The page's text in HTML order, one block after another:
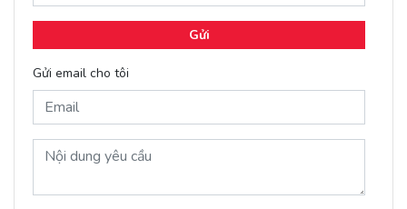
Gửi
Gửi email cho tôi